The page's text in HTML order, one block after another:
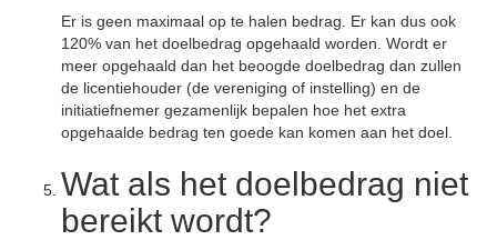
Er is geen maximaal op te halen bedrag. Er kan dus ook
120% van het doelbedrag opgehaald worden. Wordt er
meer opgehaald dan het beoogde doelbedrag dan zullen
de licentiehouder (de vereniging of instelling) en de
initiatiefnemer gezamenlijk bepalen hoe het extra
opgehaalde bedrag ten goede kan komen aan het doel.
Wat als het doelbedrag niet
bereikt wordt?